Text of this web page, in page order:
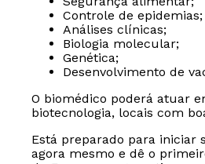
Controle de epidemias;
Análises clínicas;
Biologia molecular;
Genética;
Desenvolvimento de
O biomédico poderá atuar
biotecnologia, locais com
Está preparado para iniciar
agora mesmo e dê o